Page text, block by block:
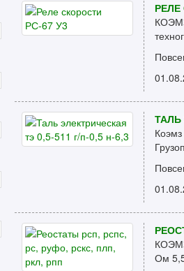
РЕЛЕ
ТАЛЬ
Ом